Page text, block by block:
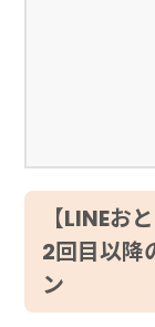
【LINEお
2回目以降
ン